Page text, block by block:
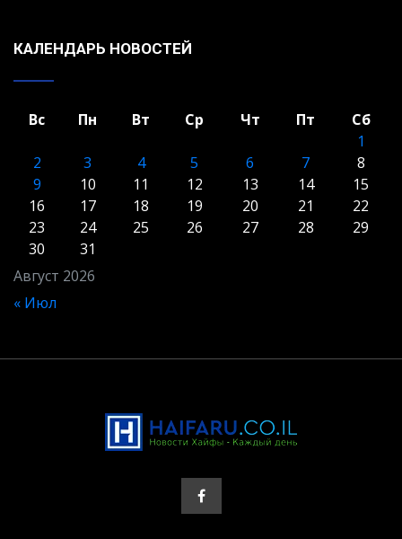
КАЛЕНДАРЬ НОВОСТЕЙ
Август 2026
Вс Пн Вт Ср Чт Пт
Сб
1
2
3 4 5 6 7
8
9
10 11 12 13 14
15
16
17 18 19 20 21
22
23
24 25 26 27 28
29
30
31
« Июл